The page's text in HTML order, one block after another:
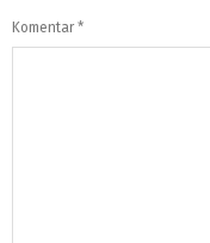
Komentar *